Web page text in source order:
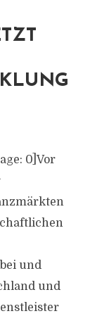
0]Vor
und
und